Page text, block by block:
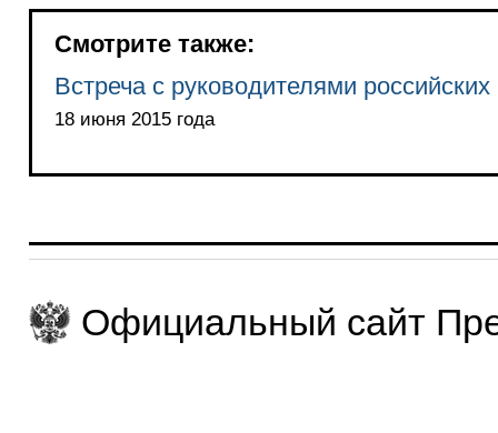
Смотрите также:
Встреча с руководителями
18 июня 2015 года
Официальный сайт